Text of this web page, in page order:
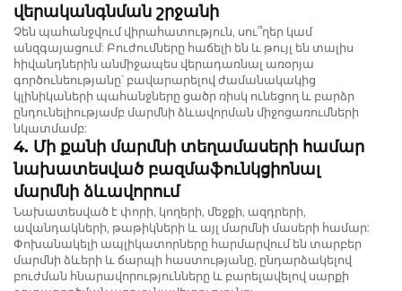
վերականգնման շրջանի
Չեն պահանջվում վիրահատություն, սու՞ղեր կամ
անզգայացում: Բուժումները հաճելի են և թույլ են տալիս
հիվանդներին անմիջապես վերադառնալ առօրյա
գործունեությանը՝ բավարարելով ժամանակակից
կլինիկաների պահանջները ցածր ռիսկ ունեցող և բարձր
ընդունելիությամբ մարմնի ձևավորման միջոցառումների
նկատմամբ:
4. Մի քանի մարմնի տեղամասերի համար
նախատեսված բազմաֆունկցիոնալ
մարմնի ձևավորում
Նախատեսված է փորի, կողերի, մեջքի, ազդրերի,
ավանդակների, թաթիկների և այլ մարմնի մասերի համար:
Փոխանակելի ապլիկատորները հարմարվում են տարբեր
մարմնի ձևերի և ճարպի հաստությանը, ընդարձակելով
բուժման հնարավորությունները և բարելավելով սարքի